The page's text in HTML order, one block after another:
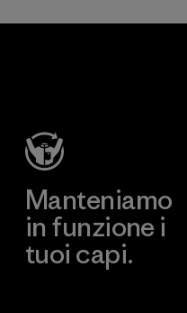
più
Manteniamo
in funzione i
tuoi capi.